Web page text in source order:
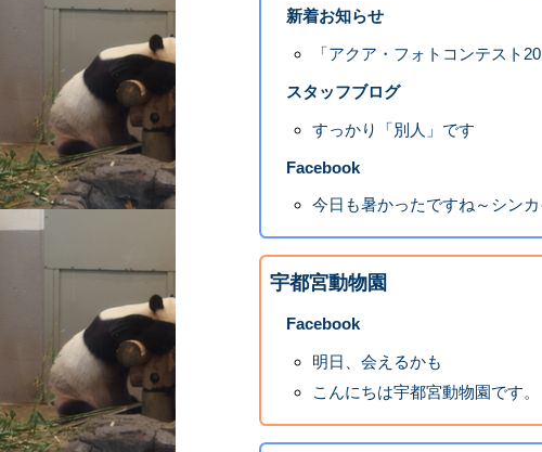
新着お知らせ
「アクア・フォトコンテスト
スタッフブログ
すっかり「別人」です
Facebook
今日も暑かったですね～シン
宇都宮動物園
Facebook
明日、会えるかも
こんにちは宇都宮動物園です。